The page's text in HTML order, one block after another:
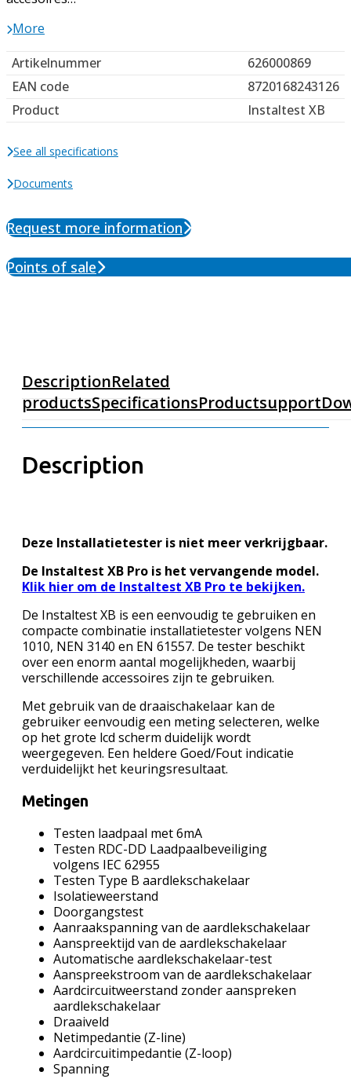
More
Artikelnummer
626000869
EAN code
8720168243126
Product
Instaltest XB
See all specifications
Documents
Request more information
Points of sale
DescriptionRelated
productsSpecificationsProductsupport
Description
Deze Installatietester is niet meer verkrijgbaar.
De Instaltest XB Pro is het vervangende model.
Klik hier om de Instaltest XB Pro te bekijken.
De Instaltest XB is een eenvoudig te gebruiken en
compacte combinatie installatietester volgens NEN
1010, NEN 3140 en EN 61557. De tester beschikt
over een enorm aantal mogelijkheden, waarbij
verschillende accessoires zijn te gebruiken.
Met gebruik van de draaischakelaar kan de
gebruiker eenvoudig een meting selecteren, welke
op het grote lcd scherm duidelijk wordt
weergegeven. Een heldere Goed/Fout indicatie
verduidelijkt het keuringsresultaat.
Metingen
Testen laadpaal met 6mA
Testen RDC-DD Laadpaalbeveiliging
volgens IEC 62955
Testen Type B aardlekschakelaar
Isolatieweerstand
Doorgangstest
Aanraakspanning van de aardlekschakelaar
Aanspreektijd van de aardlekschakelaar
Automatische aardlekschakelaar-test
Aanspreekstroom van de aardlekschakelaar
Aardcircuitweerstand zonder aanspreken
aardlekschakelaar
Draaiveld
Netimpedantie (Z-line)
Aardcircuitimpedantie (Z-loop)
Spanning